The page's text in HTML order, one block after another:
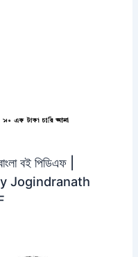
বই পিডিএফ |
Jogindranath